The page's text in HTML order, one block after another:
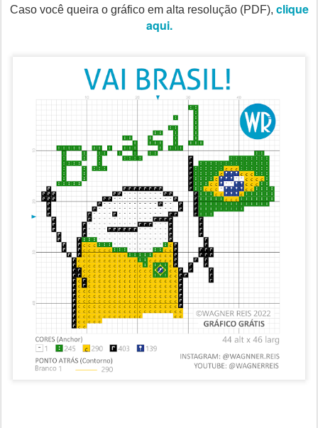
Caso você queira o gráfico em alta resolução (PDF), clique
aqui.